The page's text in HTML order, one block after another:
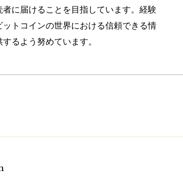
に届けることを目指しています。経験
トコインの世界における信頼できる情
るよう努めています。